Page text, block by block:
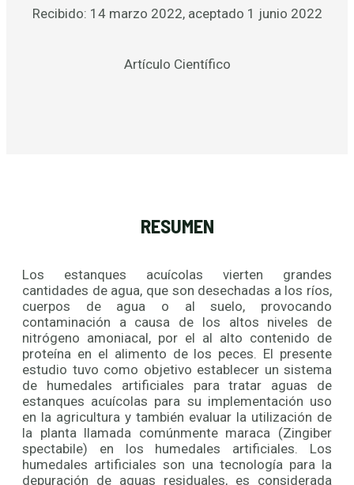
Recibido: 14 marzo 2022, aceptado 1 junio 2022
Artículo Científico
RESUMEN
Los estanques acuícolas vierten grandes
cantidades de agua, que son desechadas a los ríos,
cuerpos de agua o al suelo, provocando
contaminación a causa de los altos niveles de
nitrógeno amoniacal, por el al alto contenido de
proteína en el alimento de los peces. El presente
estudio tuvo como objetivo establecer un sistema
de humedales artificiales para tratar aguas de
estanques acuícolas para su implementación uso
en la agricultura y también evaluar la utilización de
la planta llamada comúnmente maraca (Zingiber
spectabile) en los humedales artificiales. Los
humedales artificiales son una tecnología para la
depuración de aguas residuales, es considerada